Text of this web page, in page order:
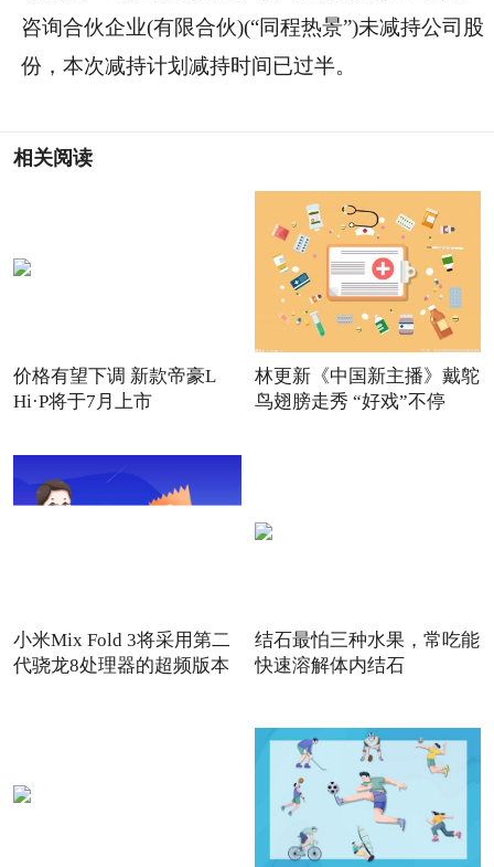
咨询合伙企业(有限合伙)(“同程热景”)未减持公司股
份，本次减持计划减持时间已过半。
相关阅读
价格有望下调 新款帝豪L
Hi·P将于7月上市
林更新《中国新主播》戴鸵
鸟翅膀走秀 “好戏”不停
小米Mix Fold 3将采用第二
代骁龙8处理器的超频版本
结石最怕三种水果，常吃能
快速溶解体内结石